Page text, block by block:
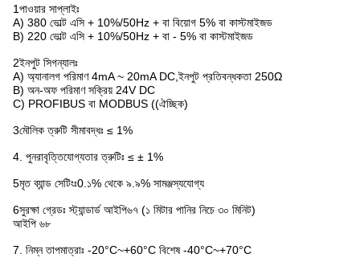
1পাওয়ার সাপ্লাইঃ
A) 380 ভোল্ট এসি + 10%/50Hz + বা বিয়োগ 5% বা কাস্টমাইজড
B) 220 ভোল্ট এসি + 10%/50Hz + বা - 5% বা কাস্টমাইজড
2ইনপুট সিগন্যালঃ
A) অ্যানালগ পরিমাণ 4mA ~ 20mA DC,ইনপুট প্রতিবন্ধকতা 250Ω
B) অন-অফ পরিমাণ সক্রিয় 24V DC
C) PROFIBUS বা MODBUS ((ঐচ্ছিক)
3মৌলিক ত্রুটি সীমাবদ্ধঃ ≤ 1%
4. পুনরাবৃত্তিযোগ্যতার ত্রুটিঃ ≤ ± 1%
5মৃত ব্যান্ড সেটিংঃ0.১% থেকে ৯.৯% সামঞ্জস্যযোগ্য
6সুরক্ষা গ্রেডঃ স্ট্যান্ডার্ড আইপি৬৭ (১ মিটার পানির নিচে ৩০ মিনিট)
আইপি ৬৮
7. নিম্ন তাপমাত্রাঃ -20°C~+60°C বিশেষ -40°C~+70°C